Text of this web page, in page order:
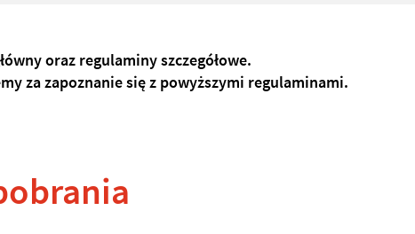
oraz regulaminy szczegółowe.
za zapoznanie się z powyższymi regulaminami.